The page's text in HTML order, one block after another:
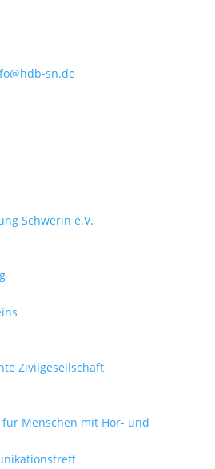
sn.de
Zivilgesellschaft
Menschen mit Hör- und